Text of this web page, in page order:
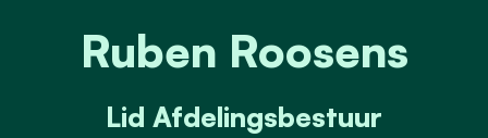
Ruben Roosens
Lid Afdelingsbestuur